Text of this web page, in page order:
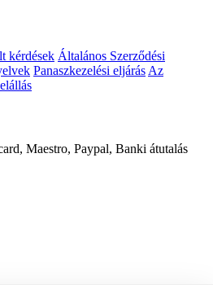
kérdések Általános Szerződési
Panaszkezelési eljárás Az
Maestro, Paypal, Banki átutalás